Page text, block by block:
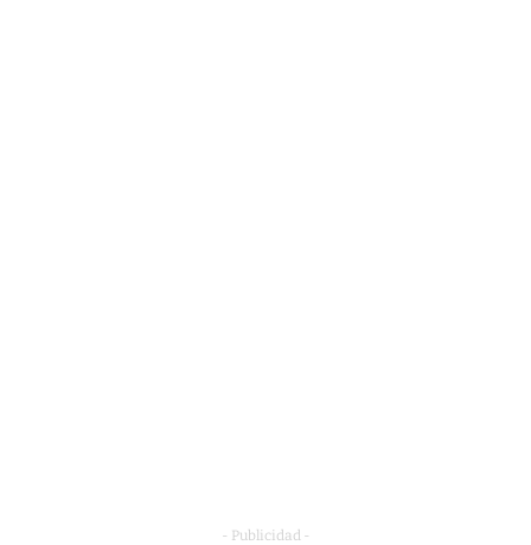
- Publicidad -